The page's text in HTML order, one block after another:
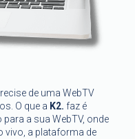
de uma WebTV
O que a K2. faz é
a sua WebTV, onde
vivo, a plataforma de